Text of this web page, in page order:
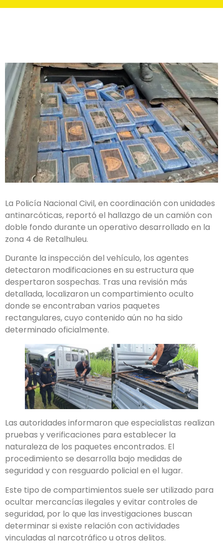
La Policía Nacional Civil, en coordinación con unidades
antinarcóticas, reportó el hallazgo de un camión con
doble fondo durante un operativo desarrollado en la
zona 4 de Retalhuleu.
Durante la inspección del vehículo, los agentes
detectaron modificaciones en su estructura que
despertaron sospechas. Tras una revisión más
detallada, localizaron un compartimiento oculto
donde se encontraban varios paquetes
rectangulares, cuyo contenido aún no ha sido
determinado oficialmente.
Las autoridades informaron que especialistas realizan
pruebas y verificaciones para establecer la
naturaleza de los paquetes encontrados. El
procedimiento se desarrolla bajo medidas de
seguridad y con resguardo policial en el lugar.
Este tipo de compartimientos suele ser utilizado para
ocultar mercancías ilegales y evitar controles de
seguridad, por lo que las investigaciones buscan
determinar si existe relación con actividades
vinculadas al narcotráfico u otros delitos.